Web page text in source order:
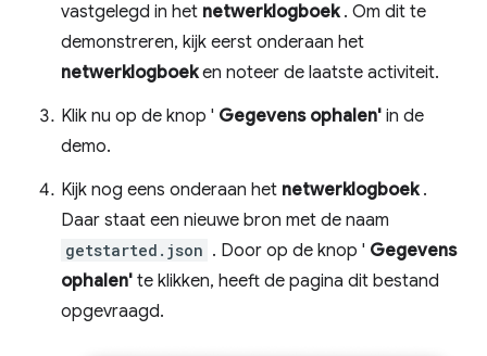
vastgelegd in het netwerklogboek. Om dit te
demonstreren, kijk eerst onderaan het
netwerklogboeken noteer de laatste activiteit.
Klik nu op de knop ' Gegevens ophalen' in de
demo.
Kijk nog eens onderaan het netwerklogboek.
Daar staat een nieuwe bron met de naam
getstarted.json . Door op de knop ' Gegevens
ophalen' te klikken, heeft de pagina dit bestand
opgevraagd.